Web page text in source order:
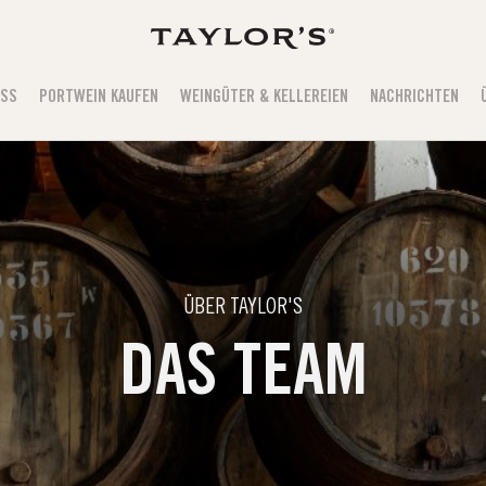
PORTWEIN KAUFEN WEINGÜTER & KELLEREIEN NACHRICHTEN
ÜBER TAYLOR'S
DAS TEAM